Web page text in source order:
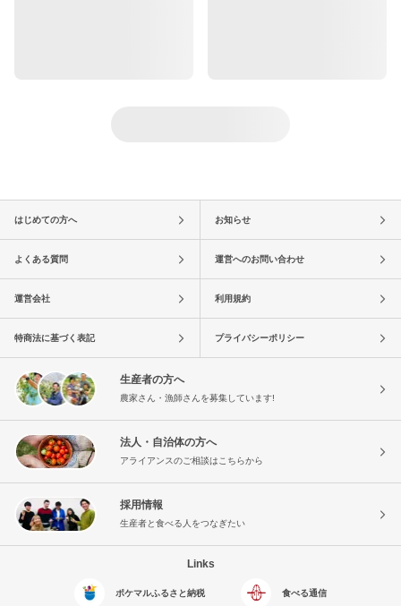
はじめての方へ お知らせ
よくある質問 運営へのお問い合わせ
運営会社 利用規約
特商法に基づく表記 プライバシーポリシー
生産者の方へ
農家さん・漁師さんを募集しています!
法人・自治体の方へ
アライアンスのご相談はこちらから
採用情報
生産者と食べる人をつなぎたい
Links
ポケマルふるさと納税 食べる通信